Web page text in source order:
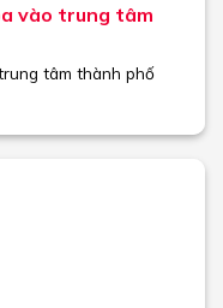
vào trung tâm
tâm thành phố